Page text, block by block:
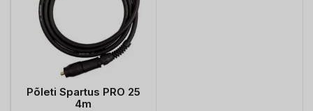
Põleti Spartus PRO 25
4m